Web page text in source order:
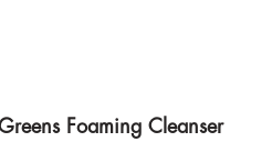
Foaming Cleanser